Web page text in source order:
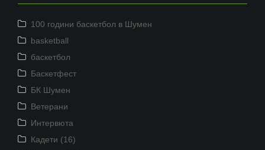
100 години баскетбол в Шумен
basketball
баскетбол
Баскетфест
БК Шумен
Ветерани
Интервюта
Кадети (16)